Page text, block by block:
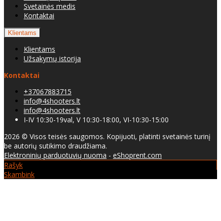
Svetainės medis
Kontaktai
Klientams
Klientams
Užsakymų istorija
Kontaktai
+37067883715
info@4shooters.lt
info@4shooters.lt
I-IV 10:30-19val, V 10:30-18:00, VI-10:30-15:00
2026 © Visos teisės saugomos. Kopijuoti, platinti svetainės turinį
be autorių sutikimo draudžiama.
Elektroninių parduotuvių nuoma - eShoprent.com
Rašyk
Skambink